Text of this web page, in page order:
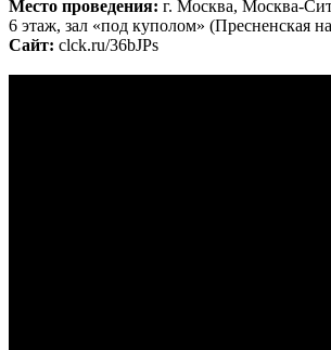
Место проведения: г. Москва, Москва-
6 этаж, зал «под куполом» (Пресненская
Сайт: clck.ru/36bJPs